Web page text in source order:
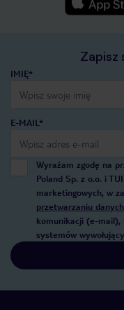
Zapisz
IMIĘ*
E-MAIL*
Wyrażam zgodę na
Poland Sp. z o.o. i
marketingowych, w
przetwarzaniu
komunikacji (e-
systemów